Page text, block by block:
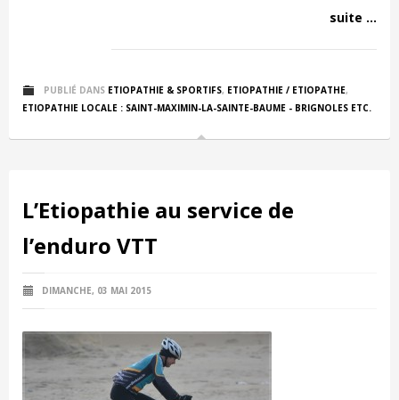
suite ...
PUBLIÉ DANS ETIOPATHIE & SPORTIFS, ETIOPATHIE / ETIOPATHE,
ETIOPATHIE LOCALE : SAINT-MAXIMIN-LA-SAINTE-BAUME - BRIGNOLES ETC.
L’Etiopathie au service de
l’enduro VTT
DIMANCHE, 03 MAI 2015